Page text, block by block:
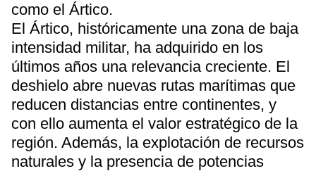
como el Ártico.
El Ártico, históricamente una zona de baja
intensidad militar, ha adquirido en los
últimos años una relevancia creciente. El
deshielo abre nuevas rutas marítimas que
reducen distancias entre continentes, y
con ello aumenta el valor estratégico de la
región. Además, la explotación de recursos
naturales y la presencia de potencias